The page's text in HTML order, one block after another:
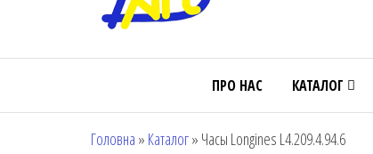
ПРО НАС КАТАЛОГ
Головна » Каталог» Часы Longines L4.209.4.94.6